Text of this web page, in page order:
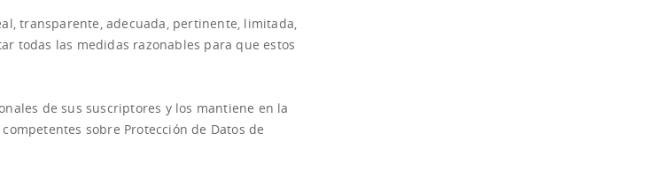
transparente, adecuada, pertinente, limitada,
todas las medidas razonables para que estos
de sus suscriptores y los mantiene en la
sobre Protección de Datos de